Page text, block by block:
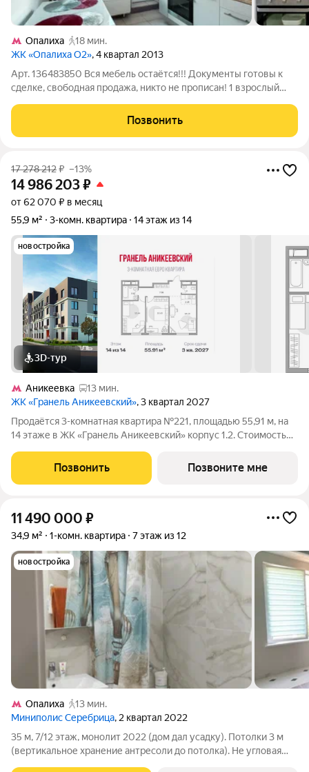
Опалиха
18 мин.
ЖК «Опалиха О2», 4 квартал 2013
Арт. 136483850 Вся мебель остаётся!!! Документы готовы к
сделке, свободная продажа, никто не прописан! 1 взрослый
небольшая квартира с продуманной планировкой.
Комфортный 3-й этаж. Красивая и
Позвонить
17 278 212₽ –13%
14 986 203₽
от 62 070 ₽ в месяц
55,9 м²
3-комн. квартира 14 этаж из 14
новостройка
3D-тур
Аникеевка
13 мин.
ЖК «Гранель Аникеевский», 3 квартал 2027
Продаётся 3-комнатная квартира №221, площадью 55,91 м, на
14 этаже в ЖК «Гранель Аникеевский» корпус 1.2. Стоимость
односторонняя, окна во двор. Проект расположился в
экологически чистом районе
Позвонить Позвоните мне
11 490 000 ₽
34,9 м² 1-комн. квартира 7 этаж из 12
новостройка
Опалиха
13 мин.
Миниполис Серебрица, 2 квартал 2022
35 м, 7/12 этаж, монолит 2022 (дом дал усадку). Потолки 3 м
(вертикальное хранение антресоли до потолка). Не угловая